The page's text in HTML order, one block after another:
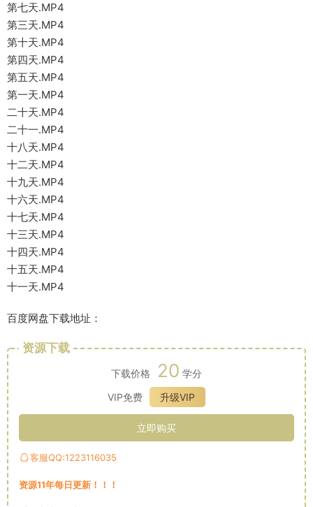
第七天.MP4
第三天.MP4
第十天.MP4
第四天.MP4
第五天.MP4
第一天.MP4
二十天.MP4
二十一.MP4
十八天.MP4
十二天.MP4
十九天.MP4
十六天.MP4
十七天.MP4
十三天.MP4
十四天.MP4
十五天.MP4
十一天.MP4
百度网盘下载地址：
资源下载
下载价格 20 学分
VIP免费
升级VIP
立即购买
客服QQ:1223116035
资源11年每日更新！！！